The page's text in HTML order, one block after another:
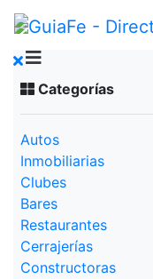
Categorías
Autos
Inmobiliarias
Clubes
Bares
Restaurantes
Cerrajerías
Constructoras